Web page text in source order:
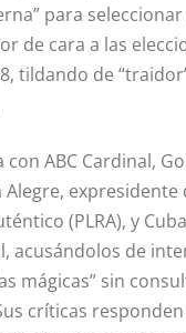
para
de cara a las
tildando de
ABC Cardinal,
expresidente
(PLRA), y
acusándolos de
mágicas” sin
críticas